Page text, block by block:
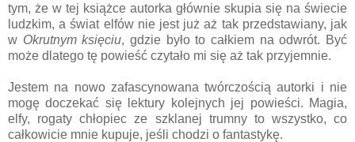
tym, że w tej książce autorka głównie skupia się na świecie
ludzkim, a świat elfów nie jest już aż tak przedstawiany, jak
w Okrutnym księciu, gdzie było to całkiem na odwrót. Być
może dlatego tę powieść czytało mi się aż tak przyjemnie.
Jestem na nowo zafascynowana twórczością autorki i nie
mogę doczekać się lektury kolejnych jej powieści. Magia,
elfy, rogaty chłopiec ze szklanej trumny to wszystko, co
całkowicie mnie kupuje, jeśli chodzi o fantastykę.